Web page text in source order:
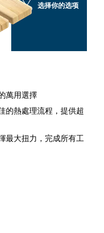
萬用選擇
熱處理流程，提供超
最大扭力，完成所有工
选择你的选项